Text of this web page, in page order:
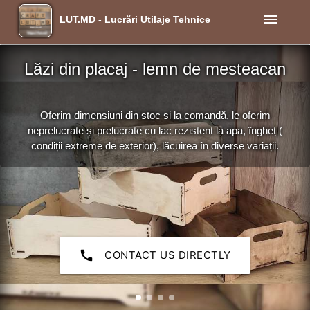
LUT.MD - Lucrări Utilaje Tehnice menu
call CONTACT US DIRECTLY
Lăzi din placaj - lemn de mesteacan
Oferim dimensiuni din stoc si la comandă, le oferim
neprelucrate și prelucrate cu lac rezistent la apa, îngheț (
condiții extreme de exterior), lăcuirea în diverse variații.